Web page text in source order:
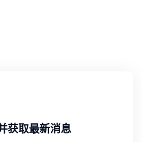
获取最新消息